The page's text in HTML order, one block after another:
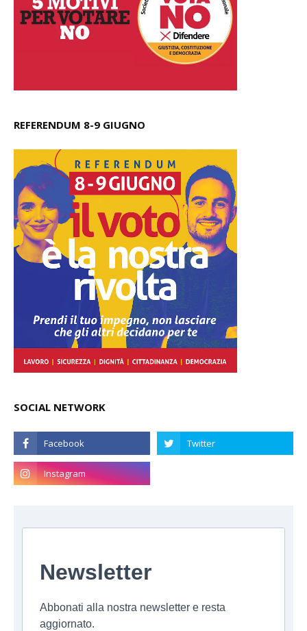
REFERENDUM 8-9 GIUGNO
SOCIAL NETWORK
Newsletter
Abbonati alla nostra newsletter e resta
aggiornato.